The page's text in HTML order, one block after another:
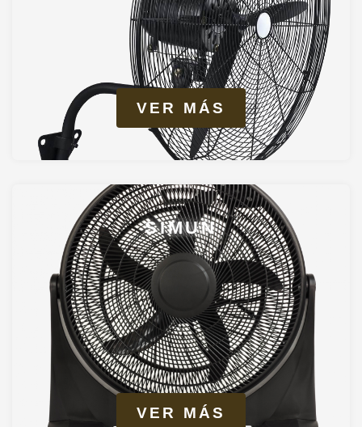
VER MÁS
SIMUN
VER MÁS